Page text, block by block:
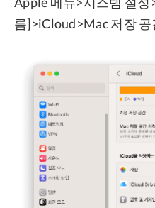
름]>iCloud>Mac 저장